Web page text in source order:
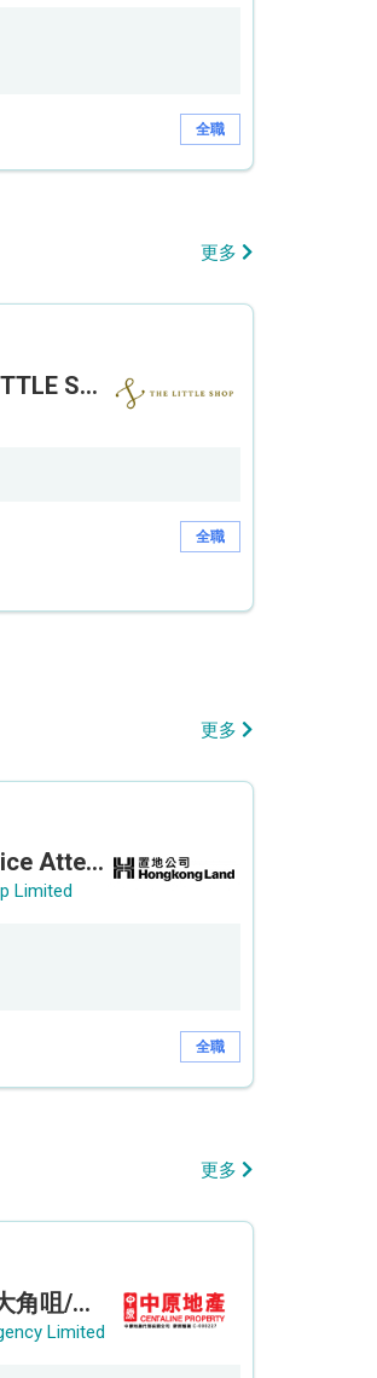
全職
更多
【全職】THE LITTLE SHOP (利園分店) Sales Operation Assistant 銷售營運助理【永久保證佣金+新人獎金$3,000】
全職
更多
Customer Service Attendant (5-day work)
Limited
全職
更多
業務拓展助理 (大角咀/荔枝角/九龍塘)
Limited